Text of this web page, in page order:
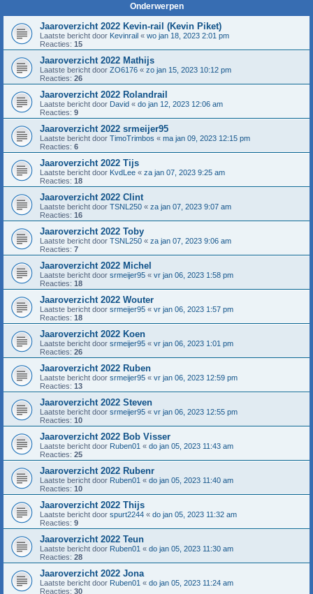
Onderwerpen
Jaaroverzicht 2022 Kevin-rail (Kevin Piket)
Laatste bericht door Kevinrail « wo jan 18, 2023 2:01 pm
Reacties: 15
Jaaroverzicht 2022 Mathijs
Laatste bericht door ZO6176 « zo jan 15, 2023 10:12 pm
Reacties: 26
Jaaroverzicht 2022 Rolandrail
Laatste bericht door David « do jan 12, 2023 12:06 am
Reacties: 9
Jaaroverzicht 2022 srmeijer95
Laatste bericht door TimoTrimbos « ma jan 09, 2023 12:15 pm
Reacties: 6
Jaaroverzicht 2022 Tijs
Laatste bericht door KvdLee « za jan 07, 2023 9:25 am
Reacties: 18
Jaaroverzicht 2022 Clint
Laatste bericht door TSNL250 « za jan 07, 2023 9:07 am
Reacties: 16
Jaaroverzicht 2022 Toby
Laatste bericht door TSNL250 « za jan 07, 2023 9:06 am
Reacties: 7
Jaaroverzicht 2022 Michel
Laatste bericht door srmeijer95 « vr jan 06, 2023 1:58 pm
Reacties: 18
Jaaroverzicht 2022 Wouter
Laatste bericht door srmeijer95 « vr jan 06, 2023 1:57 pm
Reacties: 18
Jaaroverzicht 2022 Koen
Laatste bericht door srmeijer95 « vr jan 06, 2023 1:01 pm
Reacties: 26
Jaaroverzicht 2022 Ruben
Laatste bericht door srmeijer95 « vr jan 06, 2023 12:59 pm
Reacties: 13
Jaaroverzicht 2022 Steven
Laatste bericht door srmeijer95 « vr jan 06, 2023 12:55 pm
Reacties: 10
Jaaroverzicht 2022 Bob Visser
Laatste bericht door Ruben01 « do jan 05, 2023 11:43 am
Reacties: 25
Jaaroverzicht 2022 Rubenr
Laatste bericht door Ruben01 « do jan 05, 2023 11:40 am
Reacties: 10
Jaaroverzicht 2022 Thijs
Laatste bericht door spurt2244 « do jan 05, 2023 11:32 am
Reacties: 9
Jaaroverzicht 2022 Teun
Laatste bericht door Ruben01 « do jan 05, 2023 11:30 am
Reacties: 28
Jaaroverzicht 2022 Jona
Laatste bericht door Ruben01 « do jan 05, 2023 11:24 am
Reacties: 30